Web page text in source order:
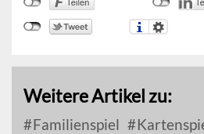
Weitere Artikel zu:
Familienspiel